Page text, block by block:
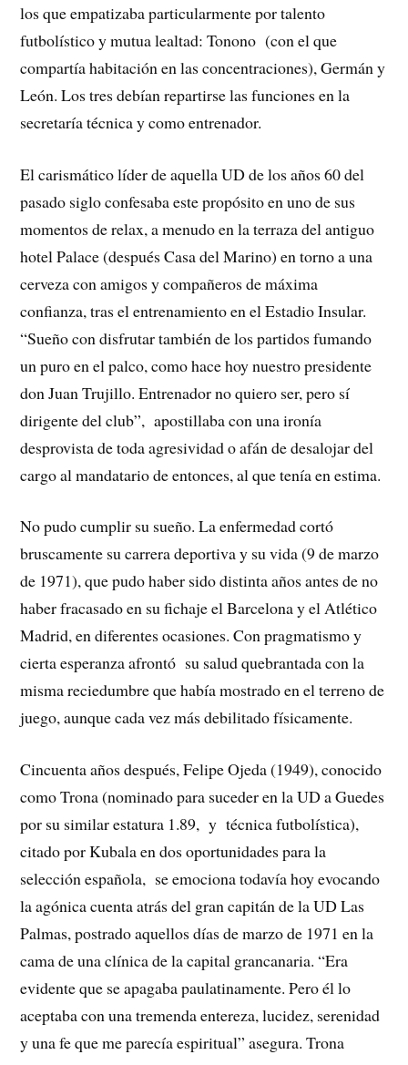
los que empatizaba particularmente por talento
futbolístico y mutua lealtad: Tonono (con el que
compartía habitación en las concentraciones), Germán y
León. Los tres debían repartirse las funciones en la
secretaría técnica y como entrenador.
El carismático líder de aquella UD de los años 60 del
pasado siglo confesaba este propósito en uno de sus
momentos de relax, a menudo en la terraza del antiguo
hotel Palace (después Casa del Marino) en torno a una
cerveza con amigos y compañeros de máxima
confianza, tras el entrenamiento en el Estadio Insular.
“Sueño con disfrutar también de los partidos fumando
un puro en el palco, como hace hoy nuestro presidente
don Juan Trujillo. Entrenador no quiero ser, pero sí
dirigente del club”, apostillaba con una ironía
desprovista de toda agresividad o afán de desalojar del
cargo al mandatario de entonces, al que tenía en estima.
No pudo cumplir su sueño. La enfermedad cortó
bruscamente su carrera deportiva y su vida (9 de marzo
de 1971), que pudo haber sido distinta años antes de no
haber fracasado en su fichaje el Barcelona y el Atlético
Madrid, en diferentes ocasiones. Con pragmatismo y
cierta esperanza afrontó su salud quebrantada con la
misma reciedumbre que había mostrado en el terreno de
juego, aunque cada vez más debilitado físicamente.
Cincuenta años después, Felipe Ojeda (1949), conocido
como Trona (nominado para suceder en la UD a Guedes
por su similar estatura 1.89, y técnica futbolística),
citado por Kubala en dos oportunidades para la
selección española, se emociona todavía hoy evocando
la agónica cuenta atrás del gran capitán de la UD Las
Palmas, postrado aquellos días de marzo de 1971 en la
cama de una clínica de la capital grancanaria. “Era
evidente que se apagaba paulatinamente. Pero él lo
aceptaba con una tremenda entereza, lucidez, serenidad
y una fe que me parecía espiritual” asegura. Trona